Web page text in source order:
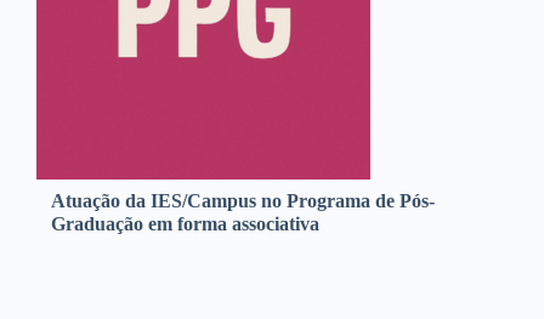
Atuação da IES/Campus no Programa de Pós-
Graduação em forma associativa